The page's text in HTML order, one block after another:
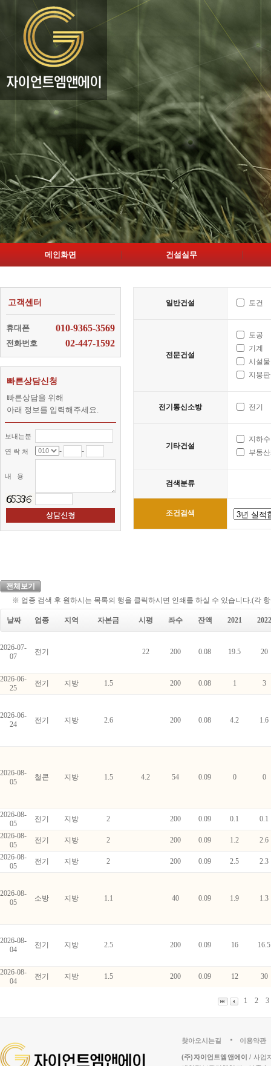
메인화면 건설실무
고객센터
휴대폰 010-9365-3569
전화번호 02-447-1592
빠른상담신청
빠른상담을 위해
아래 정보를 입력해주세요.
보내는분
연 락 처 - -
내 용
일반건설 토건
전문건설
토공
기계
시설물
지붕
전기통신소방 전기
기타건설
지하수
부동
검색분류
조건검색
전체보기
※ 업종 검색 후 원하시는 목록의 행을 클릭하시면 인쇄를 하실 수 있습니다.(각
날짜 업종 지역 자본금 시평 좌수 잔액 2021 2022
2026-07-
07
전기 22 200 0.08 19.5 20
2026-06-
25
전기 지방 1.5 200 0.08 1 3
2026-06-
24
전기 지방 2.6 200 0.08 4.2 1.6
2026-08-
05
철콘 지방 1.5 4.2 54 0.09 0 0
2026-08-
05
전기 지방 2 200 0.09 0.1
0.1
2026-08-
05
전기 지방 2 200 0.09 1.2
2.6
2026-08-
05
전기 지방 2 200 0.09 2.5 2.3
2026-08-
05
소방 지방 1.1 40 0.09 1.9 1.3
2026-08-
04
전기 지방 2.5 200 0.09 16 16.5
2026-08-
04
전기 지방 1.5 200 0.09 12 30
1 2
찾아오시는길 이용약관
(주)자이언트엠앤에이 / 사업